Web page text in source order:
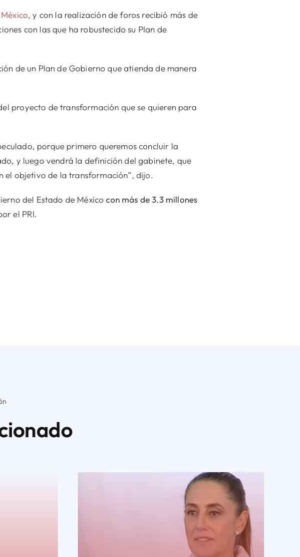
, y con la realización de foros recibió más de
con las que ha robustecido su Plan de
de un Plan de Gobierno que atienda de manera
proyecto de transformación que se quieren para
porque primero queremos concluir la
y luego vendrá la definición del gabinete, que
el objetivo de la transformación”, dijo.
del Estado de Méxicocon más de 3.3 millones
el PRI.